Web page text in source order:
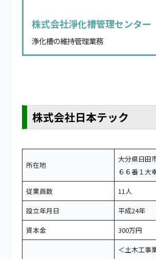
株式会社淨化槽管理センター
浄化槽の維持管理業務
株式会社日本テック
所在地
大分県日田
６６番１大
従業員数
11人
設立年月日
平成24年
資本金
300万円
＜土木工事